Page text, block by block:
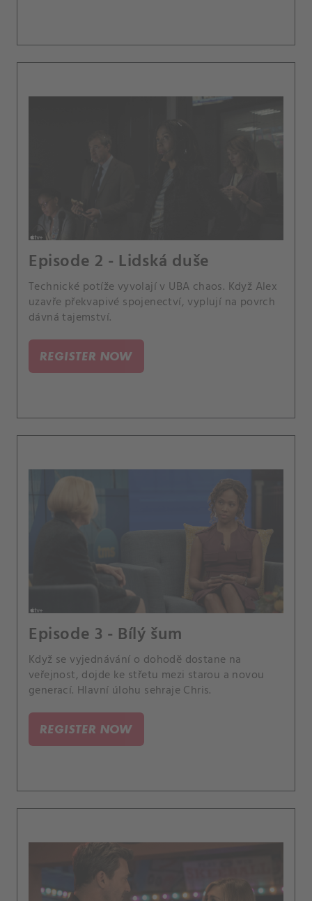
Episode 2 - Lidská duše
Technické potíže vyvolají v UBA chaos. Když Alex
uzavře překvapivé spojenectví, vyplují na povrch
dávná tajemství.
REGISTER NOW
Episode 3 - Bílý šum
Když se vyjednávání o dohodě dostane na
veřejnost, dojde ke střetu mezi starou a novou
generací. Hlavní úlohu sehraje Chris.
REGISTER NOW